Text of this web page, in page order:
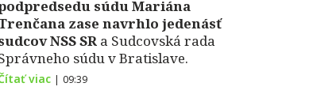
súdu Mariána
zase navrhlo jedenásť
NSS SR a Sudcovská rada
súdu v Bratislave.
viac | 09:39